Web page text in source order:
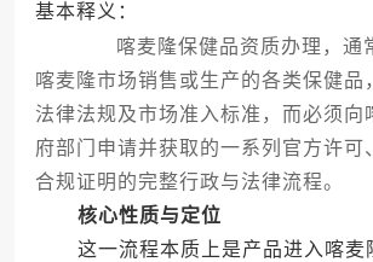
基本释义：
喀麦隆保健品资质办理，通
喀麦隆市场销售或生产的各类保健品
法律法规及市场准入标准，而必须向
府部门申请并获取的一系列官方许可
合规证明的完整行政与法律流程。
核心性质与定位
这一流程本质上是产品进入喀麦